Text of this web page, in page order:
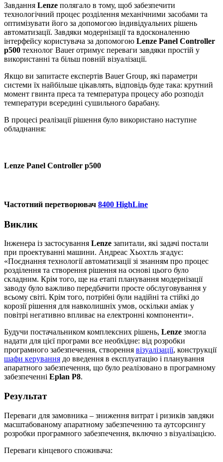
Завдання Lenze полягало в тому, щоб забезпечити
технологічний процес розділення механічними засобами та
оптимізувати його за допомогою індивідуальних рішень
автоматизації. Завдяки модернізації та вдосконаленню
інтерфейсу користувача за допомогою Lenze Panel Controller
p500 технолог Bauer отримує переваги завдяки простій у
використанні та більш повній візуалізації.
Якщо ви запитаєте експертів Bauer Group, які параметри
системи їх найбільше цікавлять, відповідь буде така: крутний
момент гвинта преса та температура процесу або розподіл
температури всередині сушильного барабану.
В процесі реалізації рішення було використано наступне
обладнання:
Lenze Panel Controller p500
Частотний перетворювач 8400 HighLine
Виклик
Інженера із застосування Lenze запитали, які задачі постали
при проектуванні машини. Андреас Хьохтль згадує:
«Поєднання технології автоматизації зі знанням про процес
розділення та створення рішення на основі цього було
складним. Крім того, ще на етапі планування модернізації
заводу було важливо передбачити просте обслуговування у
всьому світі. Крім того, потрібні були надійні та стійкі до
корозії рішення для навколишніх умов, оскільки аміак у
повітрі негативно впливає на електронні компоненти».
Будучи постачальником комплексних рішень, Lenze змогла
надати для цієї програми все необхідне: від розробки
програмного забезпечення, створення візуалізації, конструкції
шафи керування до введення в експлуатацію і планування
апаратного забезпечення, що було реалізовано в програмному
забезпеченні Eplan P8.
Результат
Переваги для замовника – зниження витрат і ризиків завдяки
масштабованому апаратному забезпеченню та аутсорсингу
розробки програмного забезпечення, включно з візуалізацією.
Переваги кінцевого споживача: